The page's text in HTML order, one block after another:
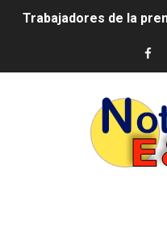
Restaurante Amigos
Banco Popular escala